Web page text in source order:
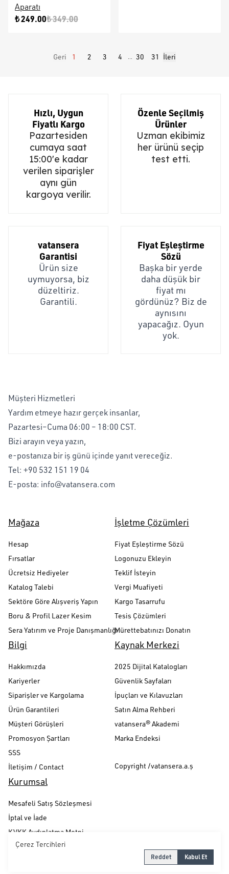
Çerez Tercihleri
Reddet Kabul Et
Aparatı
₺ 249.00₺ 349.00
Geri 1 2 3 4 30 31 İleri
Hızlı, Uygun
Fiyatlı Kargo
Pazartesiden
cumaya saat
15:00'e kadar
verilen siparişler
aynı gün
kargoya verilir.
Özenle Seçilmiş
Ürünler
Uzman ekibimiz
her ürünü seçip
test etti.
vatansera
Garantisi
Ürün size
uymuyorsa, biz
düzeltiriz.
Garantili.
Fiyat Eşleştirme
Sözü
Başka bir yerde
daha düşük bir
fiyat mı
gördünüz? Biz de
aynısını
yapacağız. Oyun
yok.
Müşteri Hizmetleri
Yardım etmeye hazır gerçek insanlar,
Pazartesi–Cuma 06:00 – 18:00 CST.
Bizi arayın veya yazın,
e-postanıza bir iş günü içinde yanıt vereceğiz.
Tel: +90 532 151 19 04
E-posta: info@vatansera.com
Mağaza
Hesap
Fırsatlar
Ücretsiz Hediyeler
Katalog Talebi
Sektöre Göre Alışveriş Yapın
Boru & Profil Lazer Kesim
Sera Yatırım ve Proje Danışmanlığı
İşletme Çözümleri
Fiyat Eşleştirme Sözü
Logonuzu Ekleyin
Teklif İsteyin
Vergi Muafiyeti
Kargo Tasarrufu
Tesis Çözümleri
Mürettebatınızı Donatın
Bilgi
Hakkımızda
Kariyerler
Siparişler ve Kargolama
Ürün Garantileri
Müşteri Görüşleri
Promosyon Şartları
SSS
İletişim / Contact
Kaynak Merkezi
2025 Dijital Katalogları
Güvenlik Sayfaları
İpuçları ve Kılavuzları
Satın Alma Rehberi
vatansera® Akademi
Marka Endeksi
Copyright /vatansera.a.ş
Kurumsal
Mesafeli Satış Sözleşmesi
İptal ve İade
KVKK Aydınlatma Metni
Gizlilik ve Güvenlik Politikası